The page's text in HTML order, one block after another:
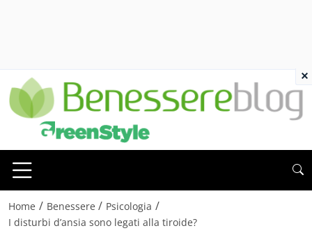
Home / Benessere / Psicologia /
I disturbi d’ansia sono legati alla tiroide?
×